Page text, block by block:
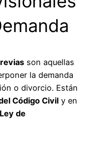
son aquellas
la demanda
o divorcio. Están
Código Civil y en
de